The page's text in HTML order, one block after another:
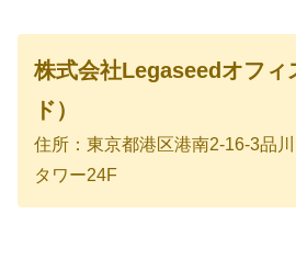
株式会社Legaseedオフィ
ド）
住所：東京都港区港南2-16-3品
タワー24F